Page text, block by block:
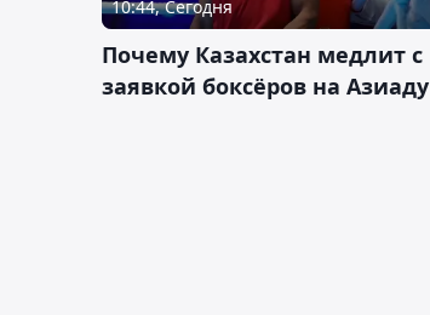
10:44, Сегодня
Почему Казахстан медлит с
заявкой боксёров на Азиаду